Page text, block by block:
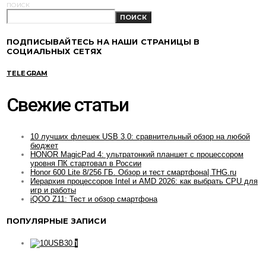
ПОИСК
ПОИСК
ПОДПИСЫВАЙТЕСЬ НА НАШИ СТРАНИЦЫ В
СОЦИАЛЬНЫХ СЕТЯХ
TELEGRAM
Свежие статьи
10 лучших флешек USB 3.0: сравнительный обзор на любой
бюджет
HONOR MagicPad 4: ультратонкий планшет с процессором
уровня ПК стартовал в России
Honor 600 Lite 8/256 ГБ. Обзор и тест смартфона| THG.ru
Иерархия процессоров Intel и AMD 2026: как выбрать CPU для
игр и работы
iQOO Z11: Тест и обзор смартфона
ПОПУЛЯРНЫЕ ЗАПИСИ
1